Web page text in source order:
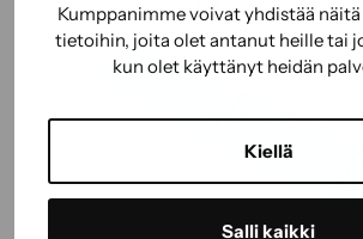
Kumppanimme voivat yhdistää
tietoihin, joita olet antanut heille tai
kun olet käyttänyt heidän
Kiellä
Salli kaikki